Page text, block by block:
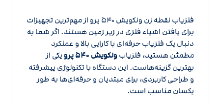
فلزیاب نقطه زن ونکویش ۵۴۰ پرو از مهم‌ترین تجهیزات
برای یافتن اشیاء فلزی در زیر زمین هستند. اگر شما به
دنبال یک فلزیاب حرفه‌ای با کارایی بالا و عملکرد
مطمئن هستید، فلزیابونکویش ۵۴۰ پرو
یکی از
بهترین گزینه‌هاست. این دستگاه با تکنولوژی پیشرفته
و طراحی کاربردی، برای مبتدیان و حرفه‌ای‌ها به طور
یکسان مناسب است.